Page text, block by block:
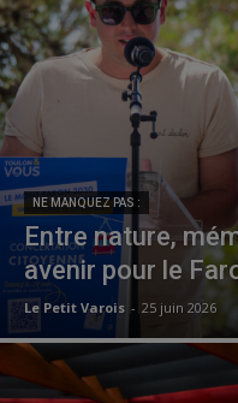
NE MANQUEZ PAS :
Entre nature,
avenir pour le
Le Petit Varois - 25 juin 2026